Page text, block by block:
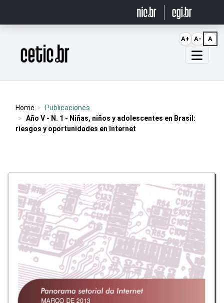
Página inicial
Home
Publicaciones
Año V - N. 1 - Niñas, niños y adolescentes en Brasil:
riesgos y oportunidades en Internet
A+ A- A